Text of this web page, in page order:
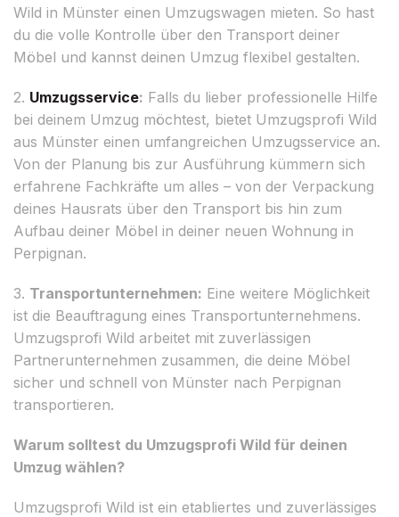
Wild in Münster einen Umzugswagen mieten. So hast
du die volle Kontrolle über den Transport deiner
Möbel und kannst deinen Umzug flexibel gestalten.
2. Umzugsservice: Falls du lieber professionelle Hilfe
bei deinem Umzug möchtest, bietet Umzugsprofi Wild
aus Münster einen umfangreichen Umzugsservice an.
Von der Planung bis zur Ausführung kümmern sich
erfahrene Fachkräfte um alles – von der Verpackung
deines Hausrats über den Transport bis hin zum
Aufbau deiner Möbel in deiner neuen Wohnung in
Perpignan.
3. Transportunternehmen: Eine weitere Möglichkeit
ist die Beauftragung eines Transportunternehmens.
Umzugsprofi Wild arbeitet mit zuverlässigen
Partnerunternehmen zusammen, die deine Möbel
sicher und schnell von Münster nach Perpignan
transportieren.
Warum solltest du Umzugsprofi Wild für deinen
Umzug wählen?
Umzugsprofi Wild ist ein etabliertes und zuverlässiges